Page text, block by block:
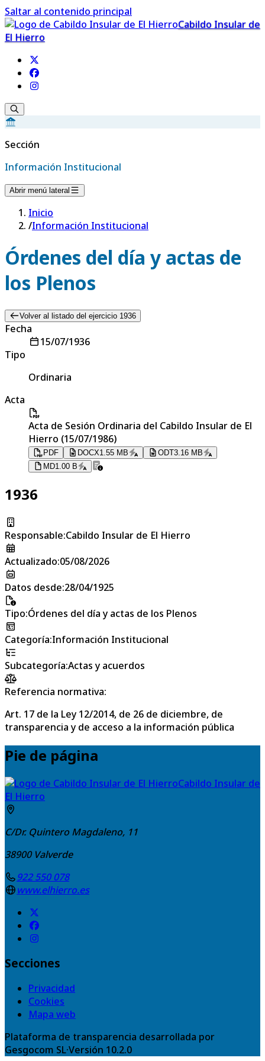
Saltar al contenido principal
Cabildo Insular de
El Hierro
Sección
Información Institucional
Abrir menú lateral
Inicio
/Información Institucional
Órdenes del día y actas de
los Plenos
Volver al listado del ejercicio 1936
Fecha
15/07/1936
Tipo
Ordinaria
Acta
Acta de Sesión Ordinaria del Cabildo Insular de El
Hierro (15/07/1986)
PDF DOCX1.55 MB ODT3.16 MB
MD1.00 B
1936
Responsable:Cabildo Insular de El Hierro
Actualizado:05/08/2026
Datos desde:28/04/1925
Tipo:Órdenes del día y actas de los Plenos
Categoría:Información Institucional
Subcategoría:Actas y acuerdos
Referencia normativa:
Art. 17 de la Ley 12/2014, de 26 de diciembre, de
transparencia y de acceso a la información pública
Pie de página
Cabildo Insular de
El Hierro
C/Dr. Quintero Magdaleno, 11
38900 Valverde
922 550 078
www.elhierro.es
Secciones
Privacidad
Cookies
Mapa web
Plataforma de transparencia desarrollada por
Gesgocom SL·Versión 10.2.0